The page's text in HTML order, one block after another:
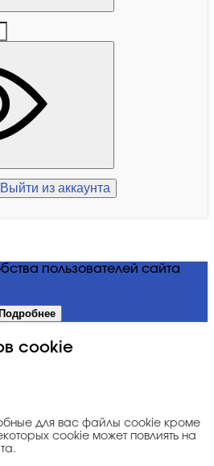
Выйти из аккаунта
пользователей сайта
Подробнее
cookie
для вас файлы cookie кроме
cookie может повлиять на